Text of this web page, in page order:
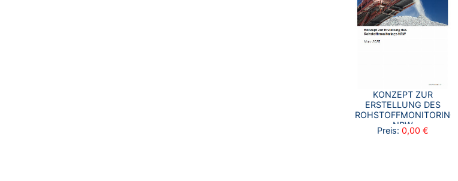
KONZEPT ZUR
ERSTELLUNG DES
ROHSTOFFMONITORINGS
NRW
Preis: 0,00 €